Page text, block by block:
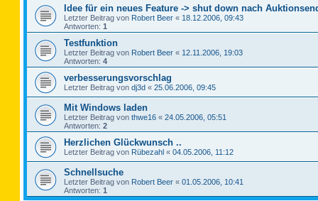
Idee für ein neues Feature -> shut down nach
Letzter Beitrag von Robert Beer « 18.12.2006, 09:43
Antworten: 1
Testfunktion
Letzter Beitrag von Robert Beer « 12.11.2006, 19:03
Antworten: 4
verbesserungsvorschlag
Letzter Beitrag von dj3d « 25.06.2006, 09:45
Mit Windows laden
Letzter Beitrag von thwe16 « 24.05.2006, 05:51
Antworten: 2
Herzlichen Glückwunsch ..
Letzter Beitrag von Rübezahl « 04.05.2006, 11:12
Schnellsuche
Letzter Beitrag von Robert Beer « 01.05.2006, 10:41
Antworten: 1